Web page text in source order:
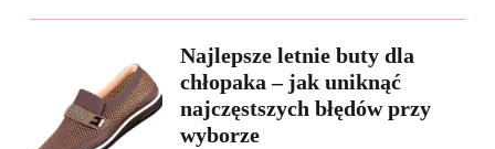
Najlepsze letnie buty dla
chłopaka – jak uniknąć
najczęstszych błędów przy
wyborze